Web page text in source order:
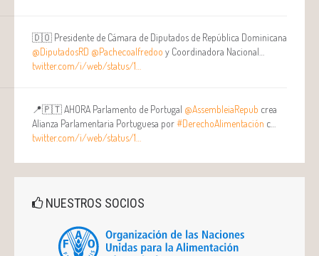
🇩🇴 Presidente de Cámara de Diputados de República Dominicana
@DiputadosRD @Pachecoalfredoo y Coordinadora Nacional…
twitter.com/i/web/status/1…
📍🇵🇹 AHORA Parlamento de Portugal @AssembleiaRepub crea
Alianza Parlamentaria Portuguesa por#DerechoAlimentación c…
twitter.com/i/web/status/1…
NUESTROS SOCIOS